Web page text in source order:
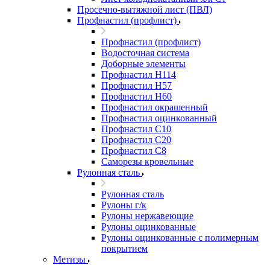
Просечно-вытяжной лист (ПВЛ)
Профнастил (профлист)
Профнастил (профлист)
Водосточная система
Доборные элементы
Профнастил Н114
Профнастил Н57
Профнастил Н60
Профнастил окрашенный
Профнастил оцинкованный
Профнастил С10
Профнастил С20
Профнастил С8
Саморезы кровельные
Рулонная сталь
Рулонная сталь
Рулоны г/к
Рулоны нержавеющие
Рулоны оцинкованные
Рулоны оцинкованные с полимерным
покрытием
Метизы